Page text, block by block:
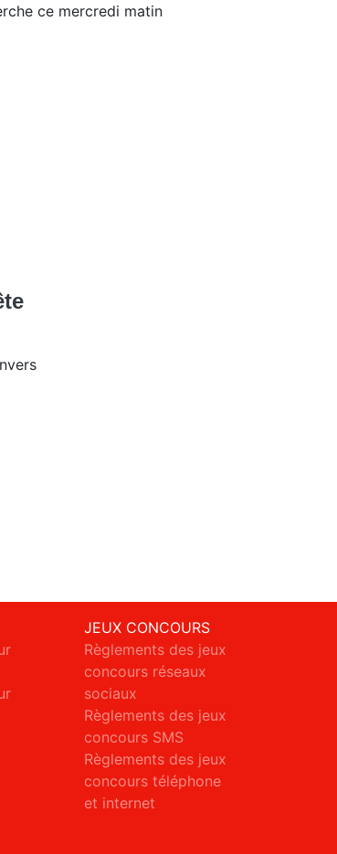
ce mercredi matin
JEUX CONCOURS
Règlements des jeux
concours réseaux
sociaux
Règlements des jeux
concours SMS
Règlements des jeux
concours téléphone
et internet